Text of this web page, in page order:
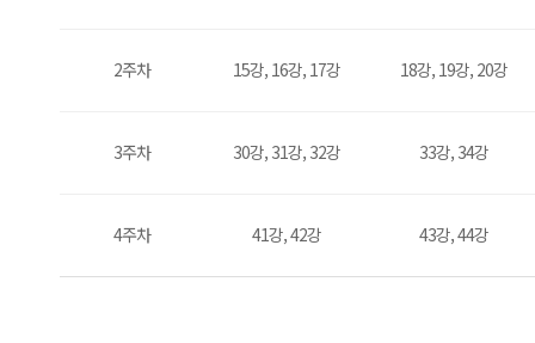
2주차 15강, 16강, 17강 18강, 19강, 20강
3주차 30강, 31강, 32강 33강, 34강
4주차 41강, 42강 43강, 44강